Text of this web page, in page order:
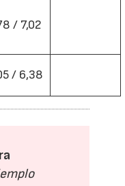
/ 7,02
/ 6,38